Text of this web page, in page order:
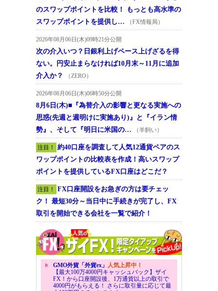
のスワップポイントを比較！ もっとも高水準の
スワップポイントを提供し…
（FX情報局）
2026年08月06日(木)09時21分公開
次の介入いつ？日銀利上げペース上げざるを得
ない。円安止まらなければ10月末～11月に追加
介入か？
（ZERO）
2026年08月06日(木)06時50分公開
8月6日(木)■『為替介入の影響と更なる実施への
思惑(先週と週明けに実施あり)』と『イラン情
勢』、そして『明日に米国の…
（羊飼い）
注目！
約40口座を調査して人気12通貨ペアのス
ワップポイントの比較表を作成！高いスワップ
ポイントを提供しているFX口座はどこだ？
注目！
FX口座開設をお急ぎの方は要チェッ
ク！ 最短30分～当日中に手続きが完了し、FX
取引を開始できる会社を一覧で紹介！
GMO外貨「外貨ex」 人気上昇中！
【最大100万4000円キャッシュバック】ザイ
FX！から口座開設後、1万通貨以上の取引で
4000円がもらえる！ さらに取引量に応じて最